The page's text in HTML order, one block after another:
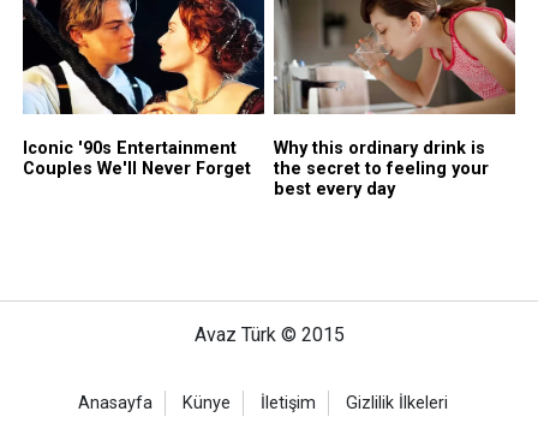
Avaz Türk © 2015
Anasayfa Künye İletişim Gizlilik İlkeleri